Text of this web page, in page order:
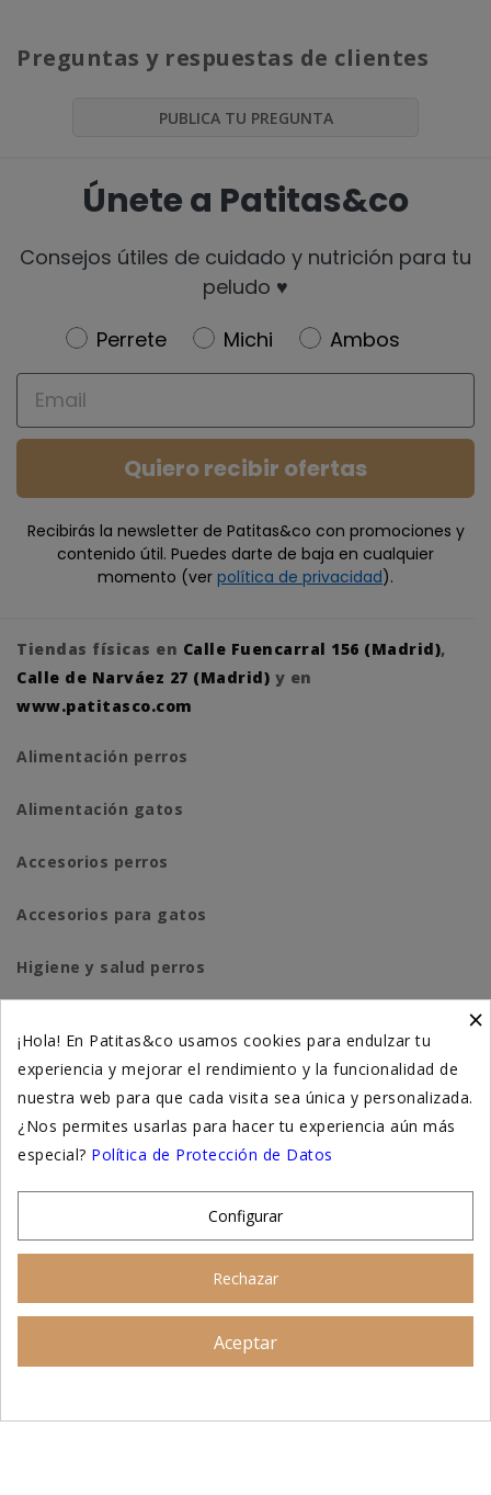
Preguntas y respuestas de clientes
PUBLICA TU PREGUNTA
Únete a Patitas&co
Consejos útiles de cuidado y nutrición para tu
peludo ♥️
Newsletter
Perrete Michi
Ambos
Email
Quiero recibir ofertas
Recibirás la newsletter de Patitas&co con promociones y
contenido útil. Puedes darte de baja en cualquier
momento (ver política de privacidad).
Tiendas físicas en Calle Fuencarral 156 (Madrid),
Calle de Narváez 27 (Madrid) y en
www.patitasco.com
Alimentación perros
Alimentación gatos
Accesorios perros
Accesorios para gatos
Higiene y salud perros
Suplementación natural
Otros
×
¡Hola! En Patitas&co usamos cookies para endulzar tu
experiencia y mejorar el rendimiento y la funcionalidad de
nuestra web para que cada visita sea única y personalizada.
¿Nos permites usarlas para hacer tu experiencia aún más
especial? Política de Protección de Datos
Configurar
Rechazar
Aceptar